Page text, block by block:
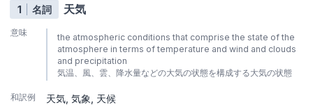
1 名詞 天気
意味
the atmospheric conditions that comprise the state of the
atmosphere in terms of temperature and wind and clouds
and precipitation
気温、風、雲、降水量などの大気の状態を構成する大気の状態
和訳例 天気 気象 天候